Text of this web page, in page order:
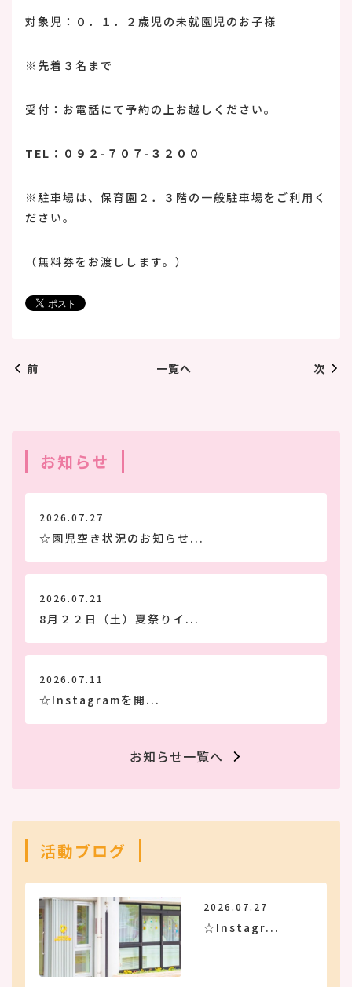
対象児：０．１．２歳児の未就園児のお子様
※先着３名まで
受付：お電話にて予約の上お越しください。
TEL：０９２-７０７-３２００
※駐車場は、保育園２．３階の一般駐車場をご利用く
ださい。
（無料券をお渡しします。）
前 一覧へ 次
お知らせ
2026.07.27
☆園児空き状況のお知らせ...
2026.07.21
8月２２日（土）夏祭りイ...
2026.07.11
☆Instagramを開...
お知らせ一覧へ
活動ブログ
2026.07.27
☆Instagr...